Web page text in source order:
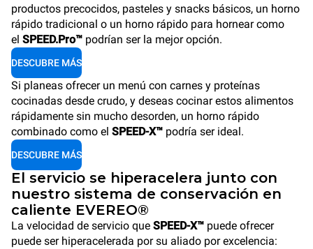
productos precocidos, pasteles y snacks básicos, un horno
rápido tradicional o un horno rápido para hornear como
el SPEED.Pro™ podrían ser la mejor opción.
DESCUBRE MÁS
Si planeas ofrecer un menú con carnes y proteínas
cocinadas desde crudo, y deseas cocinar estos alimentos
rápidamente sin mucho desorden, un horno rápido
combinado como el SPEED-X™ podría ser ideal.
DESCUBRE MÁS
El servicio se hiperacelera junto con
nuestro sistema de conservación en
caliente EVEREO®
La velocidad de servicio que SPEED-X™ puede ofrecer
puede ser hiperacelerada por su aliado por excelencia: